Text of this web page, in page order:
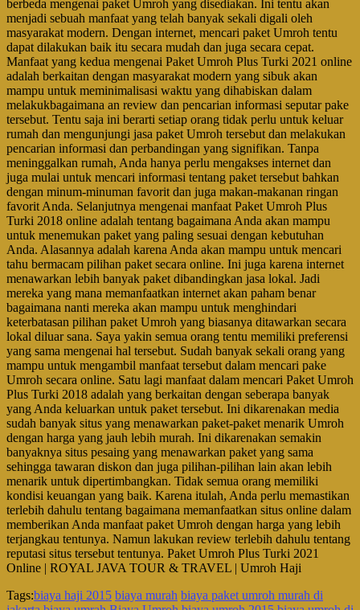
berbeda mengenai paket Umroh yang disediakan. Ini tentu akan
menjadi sebuah manfaat yang telah banyak sekali digali oleh
masyarakat modern. Dengan internet, mencari paket Umroh tentu
dapat dilakukan baik itu secara mudah dan juga secara cepat.
Manfaat yang kedua mengenai Paket Umroh Plus Turki 2021 online
adalah berkaitan dengan masyarakat modern yang sibuk akan
mampu untuk meminimalisasi waktu yang dihabiskan dalam
melakukbagaimana an review dan pencarian informasi seputar pake
tersebut. Tentu saja ini berarti setiap orang tidak perlu untuk keluar
rumah dan mengunjungi jasa paket Umroh tersebut dan melakukan
pencarian informasi dan perbandingan yang signifikan. Tanpa
meninggalkan rumah, Anda hanya perlu mengakses internet dan
juga mulai untuk mencari informasi tentang paket tersebut bahkan
dengan minum-minuman favorit dan juga makan-makanan ringan
favorit Anda. Selanjutnya mengenai manfaat Paket Umroh Plus
Turki 2018 online adalah tentang bagaimana Anda akan mampu
untuk menemukan paket yang paling sesuai dengan kebutuhan
Anda. Alasannya adalah karena Anda akan mampu untuk mencari
tahu bermacam pilihan paket secara online. Ini juga karena internet
menawarkan lebih banyak paket dibandingkan jasa lokal. Jadi
mereka yang mana memanfaatkan internet akan paham benar
bagaimana nanti mereka akan mampu untuk menghindari
keterbatasan pilihan paket Umroh yang biasanya ditawarkan secara
lokal diluar sana. Saya yakin semua orang tentu memiliki preferensi
yang sama mengenai hal tersebut. Sudah banyak sekali orang yang
mampu untuk mengambil manfaat tersebut dalam mencari pake
Umroh secara online. Satu lagi manfaat dalam mencari Paket Umroh
Plus Turki 2018 adalah yang berkaitan dengan seberapa banyak
yang Anda keluarkan untuk paket tersebut. Ini dikarenakan media
sudah banyak situs yang menawarkan paket-paket menarik Umroh
dengan harga yang jauh lebih murah. Ini dikarenakan semakin
banyaknya situs pesaing yang menawarkan paket yang sama
sehingga tawaran diskon dan juga pilihan-pilihan lain akan lebih
menarik untuk dipertimbangkan. Tidak semua orang memiliki
kondisi keuangan yang baik. Karena itulah, Anda perlu memastikan
terlebih dahulu tentang bagaimana memanfaatkan situs online dalam
memberikan Anda manfaat paket Umroh dengan harga yang lebih
terjangkau tentunya. Namun lakukan review terlebih dahulu tentang
reputasi situs tersebut tentunya. Paket Umroh Plus Turki 2021
Online | ROYAL JAVA TOUR & TRAVEL | Umroh Haji
Tags:biaya haji 2015 biaya murah biaya paket umroh murah di